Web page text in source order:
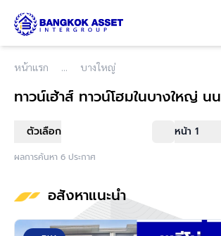
หน้าแรก บางใหญ่
ทาวน์เฮ้าส์ ทาวน์โฮมในบางใหญ่ น
ตัวเลือก หน้า 1
ผลการค้นหา 6 ประกาศ
อสังหาแนะนำ